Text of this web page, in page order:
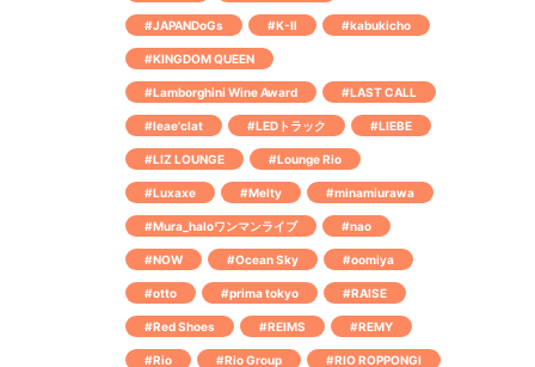
#JAPANDoGs #K-Ⅱ #kabukicho
#KINGDOM QUEEN
#Lamborghini Wine Award #LAST CALL
#leae'clat #LEDトラック #LIEBE
#LIZ LOUNGE #Lounge Rio
#Luxaxe #Melty #minamiurawa
#Mura_haloワンマンライブ #nao
#NOW #Ocean Sky #oomiya
#otto #prima tokyo #RAISE
#Red Shoes #REIMS #REMY
#Rio #Rio Group #RIO ROPPONGI